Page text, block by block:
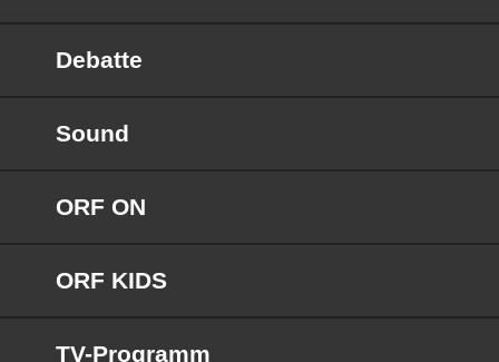
Debatte
Sound
ORF ON
ORF KIDS
TV-Programm